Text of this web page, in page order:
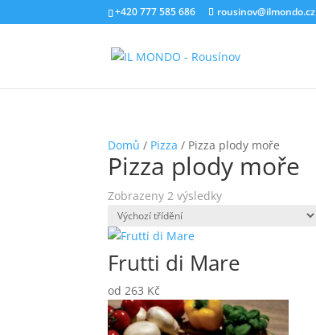
+420 777 585 686 rousinov@ilmondo.cz
Domů / Pizza / Pizza plody moře
Pizza plody moře
Zobrazeny 2 výsledky
Frutti di Mare
od 263 Kč